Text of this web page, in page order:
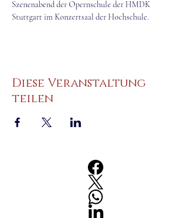
Szenenabend der Opernschule der HMDK
Stuttgart im Konzertsaal der Hochschule.
Diese Veranstaltung
teilen